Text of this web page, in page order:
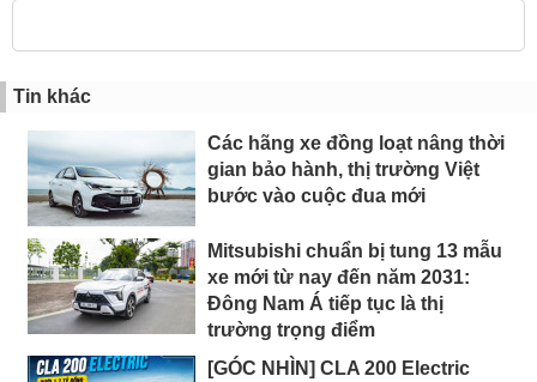
Tin khác
Các hãng xe đồng loạt nâng thời
gian bảo hành, thị trường Việt
bước vào cuộc đua mới
Mitsubishi chuẩn bị tung 13 mẫu
xe mới từ nay đến năm 2031:
Đông Nam Á tiếp tục là thị
trường trọng điểm
[GÓC NHÌN] CLA 200 Electric